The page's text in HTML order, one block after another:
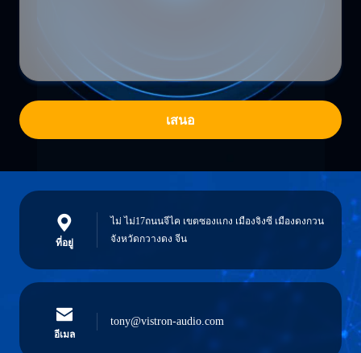
เสนอ
ที่อยู่
ไม่ ไม่17ถนนจีไค เขตซองแกง เมืองจิงซี เมืองดงกวน
จังหวัดกวางดง จีน
อีเมล
tony@vistron-audio.com